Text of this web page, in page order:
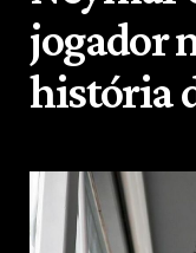
jogador
história